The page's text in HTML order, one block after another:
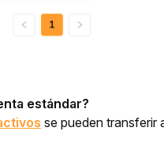
estándar?
se pueden transferir